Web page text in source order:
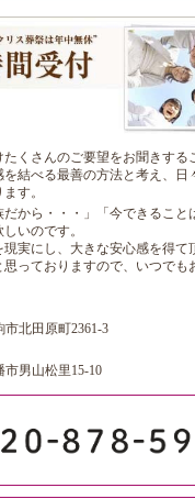
くさんのご要望をお聞きする
結べる最善の方法と考え、日
す。
から・・・」「今できること
いのです。
実にし、大きな安心感を得て
っておりますので、いつでも
市北田原町2361-3
市男山松里15-10